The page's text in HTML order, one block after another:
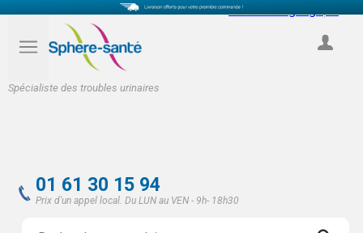
Spécialiste des troubles urinaires
Select Language
01 61 30 15 94
Prix d'un appel local. Du LUN au VEN - 9h- 18h30